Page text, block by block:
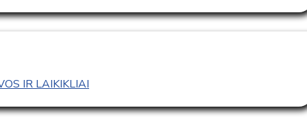
IR LAIKIKLIAI